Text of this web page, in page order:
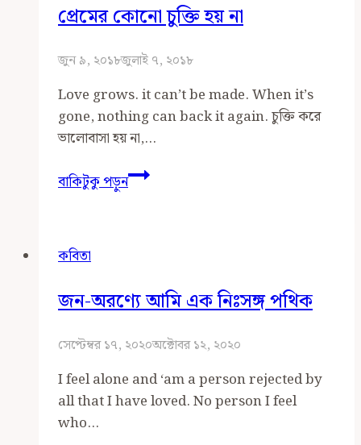
প্রেমের কোনো চুক্তি হয় না
জুন ৯, ২০১৮জুলাই ৭, ২০১৮
Love grows. it can’t be made. When it’s
gone, nothing can back it again. চুক্তি করে
ভালোবাসা হয় না,…
বাকিটুকু পড়ুনপ্রেমের
কোনো
কবিতা
জন-অরণ্যে আমি এক নিঃসঙ্গ পথিক
সেপ্টেম্বর ১৭, ২০২০অক্টোবর ১২, ২০২০
I feel alone and ‘am a person rejected by
all that I have loved. No person I feel
who…